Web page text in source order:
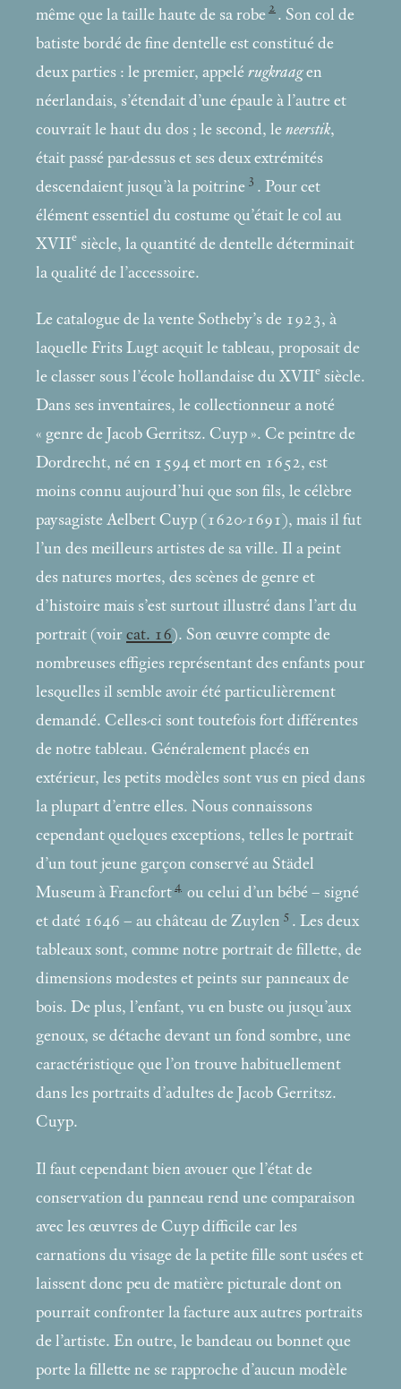
même que la taille haute de sa robe 2 . Son col de
batiste bordé de fine dentelle est constitué de
deux parties : le premier, appelé rugkraagen
néerlandais, s’étendait d’une épaule à l’autre et
couvrait le haut du dos ; le second, le neerstik,
était passé par-dessus et ses deux extrémités
descendaient jusqu’à la poitrine 3 . Pour cet
élément essentiel du costume qu’était le col au
XVIIe siècle, la quantité de dentelle déterminait
la qualité de l’accessoire.
Le catalogue de la vente Sotheby’s de 1923, à
laquelle Frits Lugt acquit le tableau, proposait de
le classer sous l’école hollandaise du XVIIe siècle.
Dans ses inventaires, le collectionneur a noté
« genre de Jacob Gerritsz. Cuyp ». Ce peintre de
Dordrecht, né en 1594 et mort en 1652, est
moins connu aujourd’hui que son fils, le célèbre
paysagiste Aelbert Cuyp (1620-1691), mais il fut
l’un des meilleurs artistes de sa ville. Il a peint
des natures mortes, des scènes de genre et
d’histoire mais s’est surtout illustré dans l’art du
portrait (voir cat. 16). Son œuvre compte de
nombreuses effigies représentant des enfants pour
lesquelles il semble avoir été particulièrement
demandé. Celles-ci sont toutefois fort différentes
de notre tableau. Généralement placés en
extérieur, les petits modèles sont vus en pied dans
la plupart d’entre elles. Nous connaissons
cependant quelques exceptions, telles le portrait
d’un tout jeune garçon conservé au Städel
Museum à Francfort4 ou celui d’un bébé – signé
et daté 1646 – au château de Zuylen 5 . Les deux
tableaux sont, comme notre portrait de fillette, de
dimensions modestes et peints sur panneaux de
bois. De plus, l’enfant, vu en buste ou jusqu’aux
genoux, se détache devant un fond sombre, une
caractéristique que l’on trouve habituellement
dans les portraits d’adultes de Jacob Gerritsz.
Cuyp.
Il faut cependant bien avouer que l’état de
conservation du panneau rend une comparaison
avec les œuvres de Cuyp difficile car les
carnations du visage de la petite fille sont usées et
laissent donc peu de matière picturale dont on
pourrait confronter la facture aux autres portraits
de l’artiste. En outre, le bandeau ou bonnet que
porte la fillette ne se rapproche d’aucun modèle